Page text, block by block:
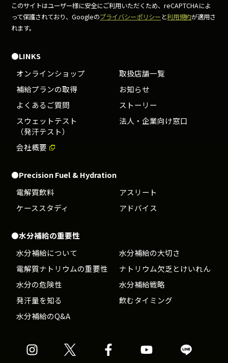
このサイトはユーザー様に安全にご利用いただくため、reCAPTCHAによ
って保護されており、Googleのプライバシーポリシー と利用規約が適用さ
れます。
●LINKS
オンラインショップ
取扱店舗一覧
補給プランの取得
お知らせ
よくあるご質問
ストーリー
スウェットテスト
（発汗テスト）
法人・企業向け窓口
会社概要
●Precision Fuel & Hydration
電解質飲料
アスリート
ケーススタディ
アドバイス
●水分補給の重要性
水分補給について
水分補給の大切さ
電解質ナトリウムの重要性
ナトリウム欠乏とけいれん
水分の危険性
水分補給戦略
発汗量を知る
飲むタイミング
水分補給のQ&A
Precision Precision Precision Precision Precision